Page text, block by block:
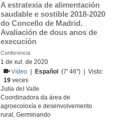
A estratexia de alimentación
saudable e sostible 2018-2020
do Concello de Madrid.
Avaliación de dous anos de
execución
Conferencia
1 de xul. de 2020
Vídeo
Español
(7' 46'') | Visto:
19 veces
Julia del Valle
Coordinadora da área de
agroecoloxía e desenvolvemento
rural, Germinando